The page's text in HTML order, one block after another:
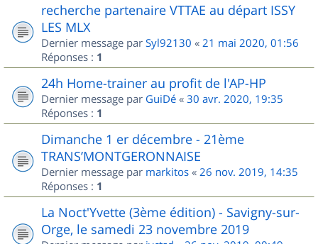
recherche partenaire VTTAE au départ ISSY
LES MLX
Dernier message par Syl92130 « 21 mai 2020, 01:56
Réponses : 1
24h Home-trainer au profit de l'AP-HP
Dernier message par GuiDé « 30 avr. 2020, 19:35
Réponses : 1
Dimanche 1 er décembre - 21ème
TRANS’MONTGERONNAISE
Dernier message par markitos « 26 nov. 2019, 14:35
Réponses : 1
La Noct'Yvette (3ème édition) - Savigny-sur-
Orge, le samedi 23 novembre 2019